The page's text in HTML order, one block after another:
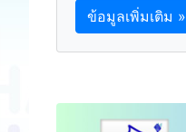
ข้อมูลเพิ่มเติม »